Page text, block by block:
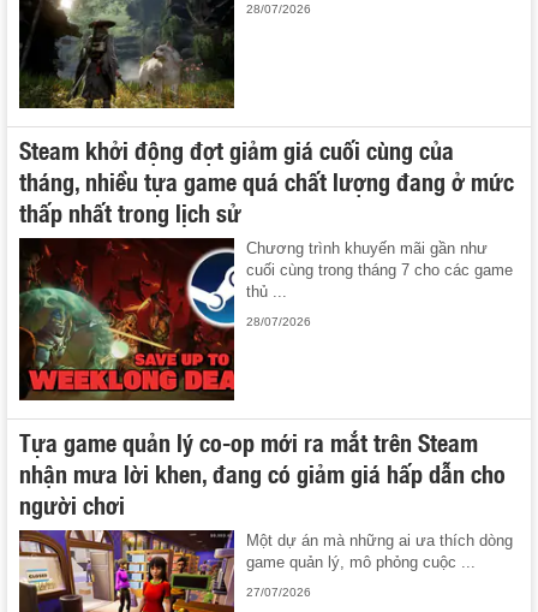
28/07/2026
Steam khởi động đợt giảm giá cuối cùng của
tháng, nhiều tựa game quá chất lượng đang ở mức
thấp nhất trong lịch sử
Chương trình khuyến mãi gần như
cuối cùng trong tháng 7 cho các game
thủ ...
28/07/2026
Tựa game quản lý co-op mới ra mắt trên Steam
nhận mưa lời khen, đang có giảm giá hấp dẫn cho
người chơi
Một dự án mà những ai ưa thích dòng
game quản lý, mô phỏng cuộc ...
27/07/2026